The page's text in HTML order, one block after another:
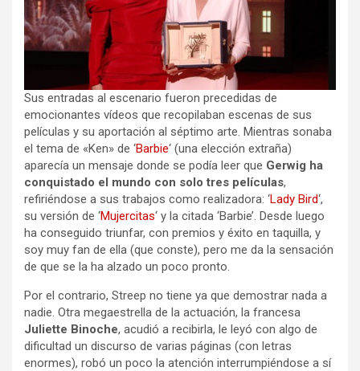
Sus entradas al escenario fueron precedidas de
emocionantes vídeos que recopilaban escenas de sus
películas y su aportación al séptimo arte. Mientras sonaba
el tema de «Ken» de ‘Barbie‘ (una elección extraña)
aparecía un mensaje donde se podía leer que Gerwig ha
conquistado el mundo con solo tres películas,
refiriéndose a sus trabajos como realizadora: ‘Lady Bird‘,
su versión de ‘Mujercitas‘ y la citada ‘Barbie’. Desde luego
ha conseguido triunfar, con premios y éxito en taquilla, y
soy muy fan de ella (que conste), pero me da la sensación
de que se la ha alzado un poco pronto.
Por el contrario, Streep no tiene ya que demostrar nada a
nadie. Otra megaestrella de la actuación, la francesa
Juliette Binoche, acudió a recibirla, le leyó con algo de
dificultad un discurso de varias páginas (con letras
enormes), robó un poco la atención interrumpiéndose a sí